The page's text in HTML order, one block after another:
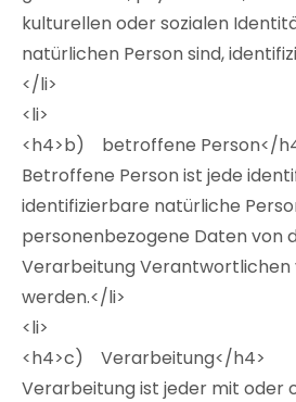
kulturellen oder sozialen
natürlichen Person sind,
</li>
<li>
<h4>b) betroffene Person</
Betroffene Person ist jede
identifizierbare natürliche
personenbezogene Daten von
Verarbeitung
werden.</li>
<li>
<h4>c) Verarbeitung</h4>
Verarbeitung ist jeder mit oder